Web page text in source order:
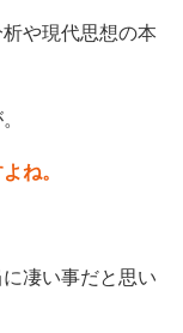
や現代思想の本
ね。
凄い事だと思い